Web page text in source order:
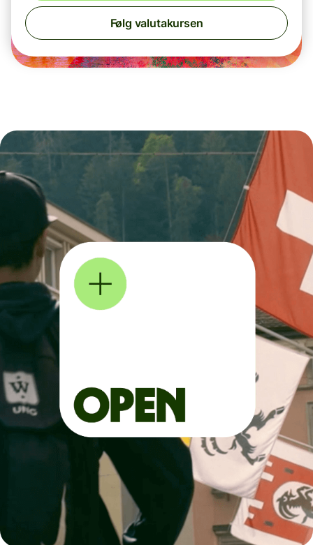
Følg valutakursen